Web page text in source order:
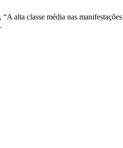
alta classe média nas
.